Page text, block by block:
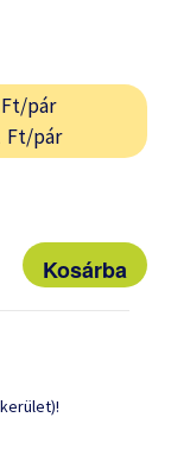
Ft/pár
Ft/pár